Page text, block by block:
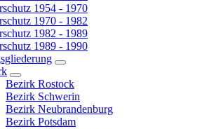
1954 - 1970
1970 - 1982
1982 - 1989
1989 - 1990
Bezirk Rostock
Bezirk Schwerin
Bezirk Neubrandenburg
Bezirk Potsdam